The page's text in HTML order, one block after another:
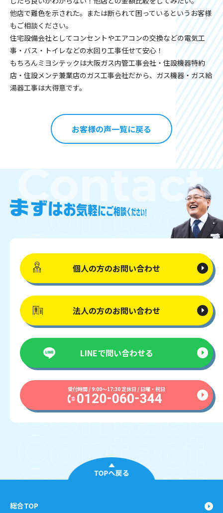
他店で難色を示された。または断られて困っているというお客様
もご相談ください。
住宅設備会社としてコンセントやエアコンの交換などの電気工
事・バス・トイレなどの水回り工事任せて安心！
もちろんミヨシテックは大阪ガス内管工事会社・住設機器特約
店・住設メンテ兼業店のガス工事会社だから、ガス機器・ガス給
湯器工事は大得意です。
お客様の声一覧に戻る
個人の方のお問い合わせ
法人の方のお問い合わせ
LINEで問い合わせる
受付時間 / 9:00〜17:30 定休日 / 日曜・祝日
TOPへ戻る
総合TOP